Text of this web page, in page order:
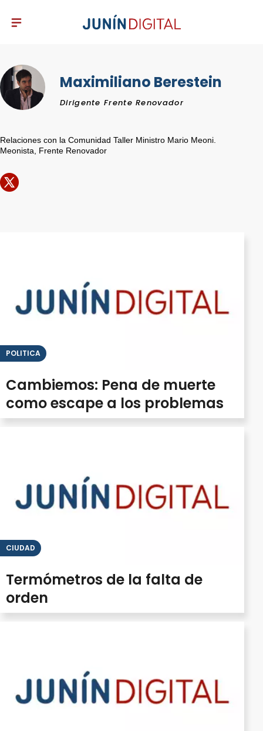
Maximiliano Berestein
Dirigente Frente Renovador
Relaciones con la Comunidad Taller Ministro Mario Meoni.
Meonista, Frente Renovador
POLITICA
Cambiemos: Pena de muerte
como escape a los problemas
CIUDAD
Termómetros de la falta de
orden